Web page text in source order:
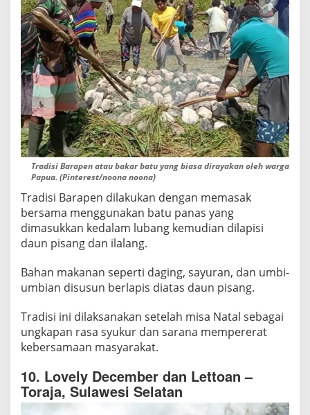
Tradisi Barapen atau bakar batu yang biasa dirayakan oleh warga
Papua. (Pinterest/noona noona)
Tradisi Barapen dilakukan dengan memasak
bersama menggunakan batu panas yang
dimasukkan kedalam lubang kemudian dilapisi
daun pisang dan ilalang.
Bahan makanan seperti daging, sayuran, dan umbi-
umbian disusun berlapis diatas daun pisang.
Tradisi ini dilaksanakan setelah misa Natal sebagai
ungkapan rasa syukur dan sarana mempererat
kebersamaan masyarakat.
10. Lovely December dan Lettoan –
Toraja, Sulawesi Selatan